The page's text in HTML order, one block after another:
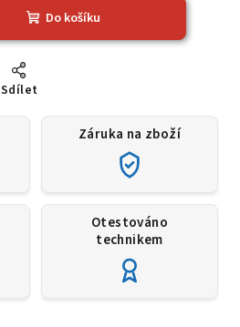
Do košíku
Sdílet
Záruka na zboží
Otestováno
technikem